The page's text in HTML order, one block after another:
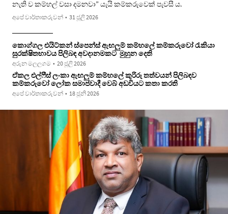
නැති ව කම්හල් වසා දමනවා” යැයි කම්කරුවෙක් පැවසී ය.
අපේ වාර්තාකරුවන් • 31 ජූලි 2026
කොග්ගල එයිට්කන් ස්පෙන්ස් ඇඟලුම් කම්හලේ කම්කරුවෝ රැකියා
සුරක්ෂිතභාවය පිලිබඳ අවදානමකට මුහුන දෙති
අරුන මලලගම • 20 ජූලි 2026
ඒකල එල්ෆීස් ලංකා ඇඟලුම් කම්හලේ කුරිරු තත්වයන් පිලිබඳව
කම්කරුවෝ ලෝක සමාජවාදී වෙබ් අඩවියට කතා කරති
අපේ වාර්තාකරුවන් • 18 ජූනි 2026